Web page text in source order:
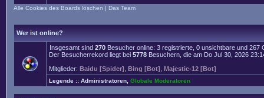
Alle Cookies des Boards löschen | Das Team
Wer ist online?
Insgesamt sind 270 Besucher online: 3 registrierte, 0 unsichtbare und
Der Besucherrekord liegt bei 5778 Besuchern, die am Do Jul 30, 2026
Mitglieder: Baidu [Spider] Bing [Bot] Majestic-12 [Bot]
Legende :: Administratoren Globale Moderatoren